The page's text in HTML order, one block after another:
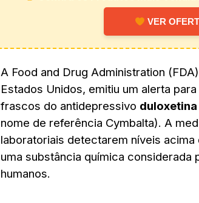
VER
A Food and Drug Administration
Estados Unidos, emitiu um alerta
frascos do antidepressivo duloxetina
nome de referência Cymbalta). A
laboratoriais detectarem níveis
uma substância química
humanos.